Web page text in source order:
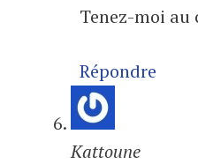
Tenez-moi
Répondre
Kattoune